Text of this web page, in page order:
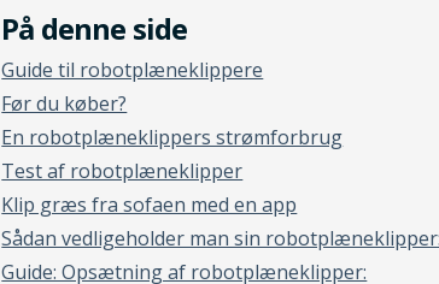
Guide til robotplæneklippere
Før du køber?
En robotplæneklippers strømforbrug
Test af robotplæneklipper
Klip græs fra sofaen med en app
Sådan vedligeholder man sin robotplæneklipper:
Guide: Opsætning af robotplæneklipper: